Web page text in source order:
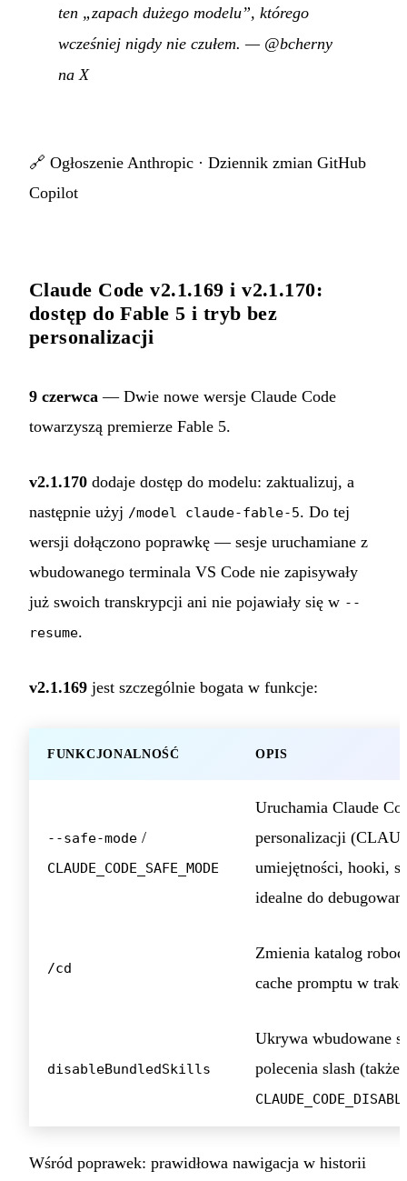
ten „zapach dużego modelu”, którego
wcześniej nigdy nie czułem. — @bcherny
na X
🔗 Ogłoszenie Anthropic · Dziennik zmian GitHub
Copilot
Claude Code v2.1.169 i v2.1.170:
dostęp do Fable 5 i tryb bez
personalizacji
9 czerwca — Dwie nowe wersje Claude Code
towarzyszą premierze Fable 5.
v2.1.170 dodaje dostęp do modelu: zaktualizuj, a
następnie użyj /model claude-fable-5. Do tej
wersji dołączono poprawkę — sesje uruchamiane z
wbudowanego terminala VS Code nie zapisywały
już swoich transkrypcji ani nie pojawiały się w --
resume.
v2.1.169 jest szczególnie bogata w funkcje:
FUNKCJONALNOŚĆ OPIS
--safe-mode /
CLAUDE_CODE_SAFE_MODE
Uruchamia Claude
personalizacji
umiejętności, hooki,
idealne do
/cd
Zmienia katalog
cache promptu w
disableBundledSkills
Ukrywa wbudowane
polecenia slash (także
Wśród poprawek: prawidłowa nawigacja w historii